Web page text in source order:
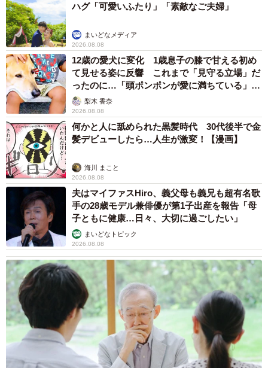
ハグ「可愛いふたり」「素敵なご夫婦」
まいどなメディア
2026.08.08
12歳の愛犬に変化 1歳息子の膝で甘える初め
て見せる姿に反響 これまで「見守る立場」だ
ったのに…「頭ポンポンが愛に満ちている」
「尊…」
梨木 香奈
2026.08.08
何かと人に舐められた黒髪時代 30代後半で金
髪デビューしたら…人生が激変！【漫画】
海川 まこと
2026.08.08
夫はマイファスHiro、義父母も義兄も超有名歌
手の28歳モデル兼俳優が第1子出産を報告「母
子ともに健康…日々、大切に過ごしたい」
まいどなトピック
2026.08.08